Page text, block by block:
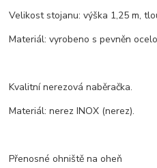
Velikost stojanu: výška 1,25 m,
Materiál: vyrobeno s pevněn
Kvalitní nerezová naběračka.
Materiál: nerez INOX (nerez).
Přenosné ohniště na oheň